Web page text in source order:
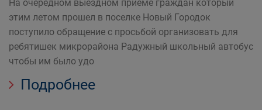
На очередном выездном приеме граждан который
этим летом прошел в поселке Новый Городок
поступило обращение с просьбой организовать для
ребятишек микрорайона Радужный школьный автобус
чтобы им было удо
Подробнее